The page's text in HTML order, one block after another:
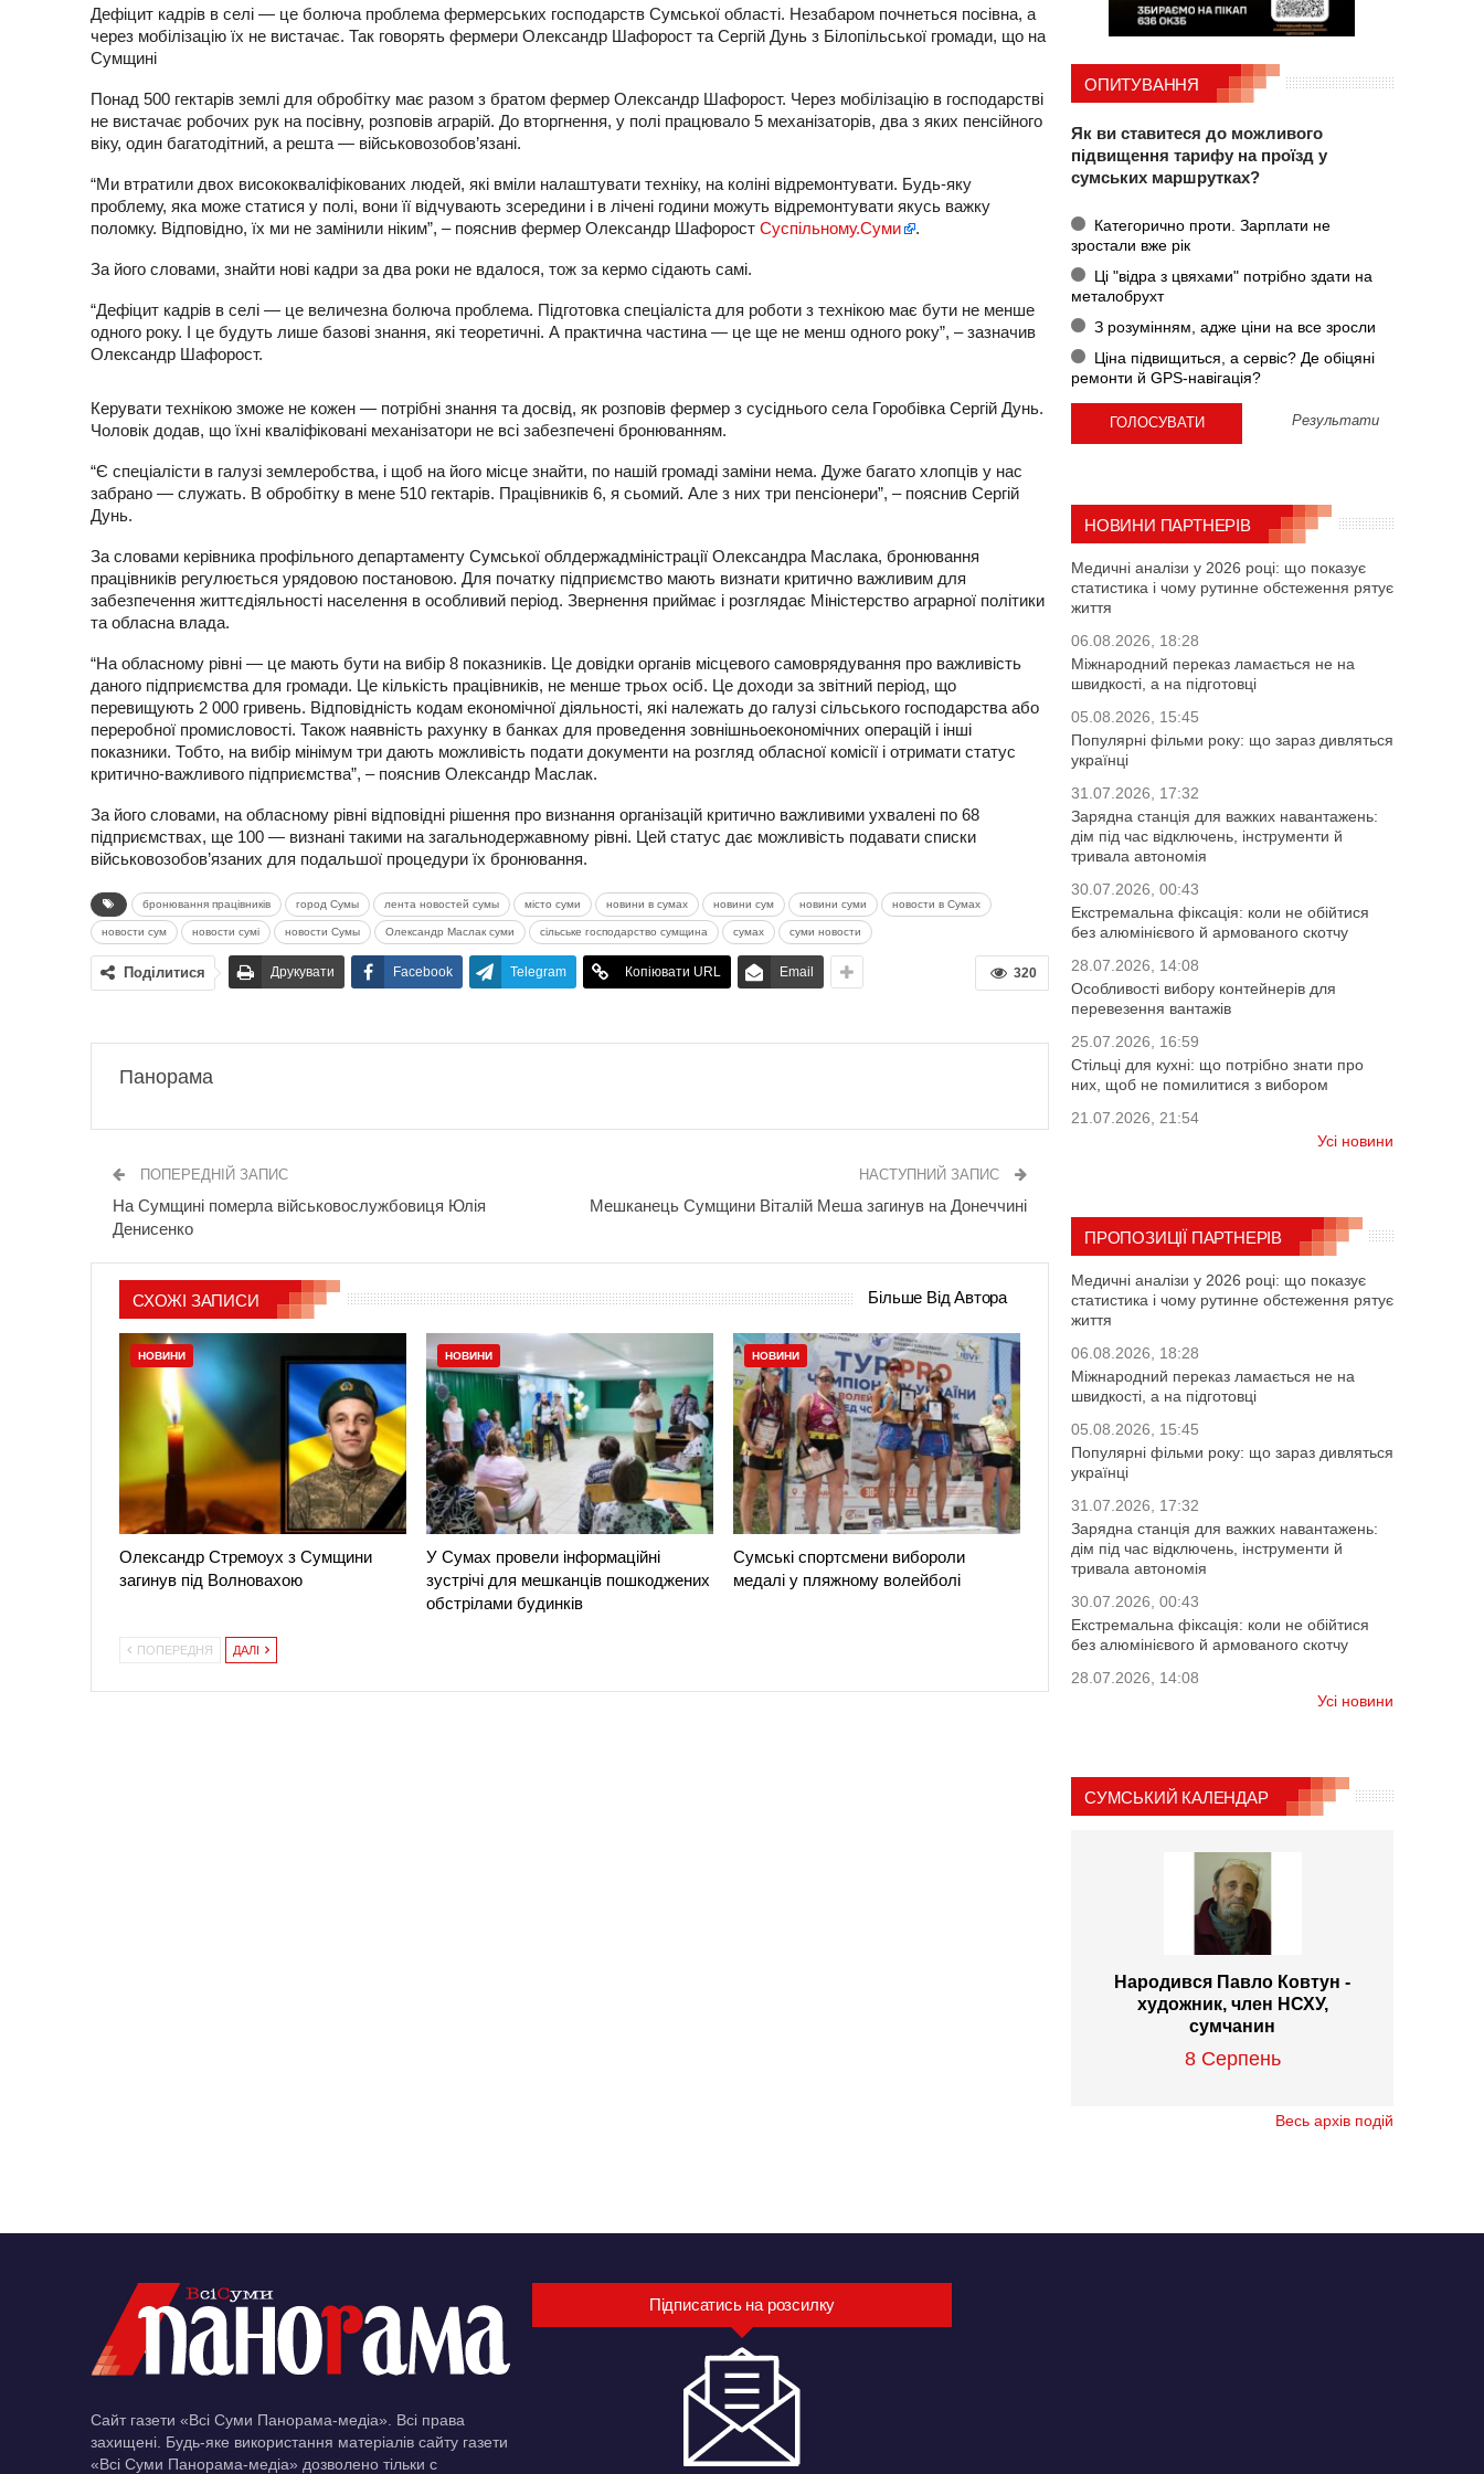
Дефіцит кадрів в селі — це болюча проблема фермерських господарств Сумської області. Незабаром почнеться посівна, а
через мобілізацію їх не вистачає. Так говорять фермери Олександр Шафорост та Сергій Дунь з Білопільської громади, що на
Сумщині
Понад 500 гектарів землі для обробітку має разом з братом фермер Олександр Шафорост. Через мобілізацію в господарстві
не вистачає робочих рук на посівну, розповів аграрій. До вторгнення, у полі працювало 5 механізаторів, два з яких пенсійного
віку, один багатодітний, а решта — військовозобов’язані.
“Ми втратили двох висококваліфікованих людей, які вміли налаштувати техніку, на коліні відремонтувати. Будь-яку
проблему, яка може статися у полі, вони її відчувають зсередини і в лічені години можуть відремонтувати якусь важку
поломку. Відповідно, їх ми не замінили ніким”, – пояснив фермер Олександр Шафорост Суспільному.Суми .
За його словами, знайти нові кадри за два роки не вдалося, тож за кермо сідають самі.
“Дефіцит кадрів в селі — це величезна болюча проблема. Підготовка спеціаліста для роботи з технікою має бути не менше
одного року. І це будуть лише базові знання, які теоретичні. А практична частина — це ще не менш одного року”, – зазначив
Олександр Шафорост.
Керувати технікою зможе не кожен — потрібні знання та досвід, як розповів фермер з сусіднього села Горобівка Сергій Дунь.
Чоловік додав, що їхні кваліфіковані механізатори не всі забезпечені бронюванням.
“Є спеціалісти в галузі землеробства, і щоб на його місце знайти, по нашій громаді заміни нема. Дуже багато хлопців у нас
забрано — служать. В обробітку в мене 510 гектарів. Працівників 6, я сьомий. Але з них три пенсіонери”, – пояснив Сергій
Дунь.
За словами керівника профільного департаменту Сумської облдержадміністрації Олександра Маслака, бронювання
працівників регулюється урядовою постановою. Для початку підприємство мають визнати критично важливим для
забезпечення життєдіяльності населення в особливий період. Звернення приймає і розглядає Міністерство аграрної політики
та обласна влада.
“На обласному рівні — це мають бути на вибір 8 показників. Це довідки органів місцевого самоврядування про важливість
даного підприємства для громади. Це кількість працівників, не менше трьох осіб. Це доходи за звітний період, що
перевищують 2 000 гривень. Відповідність кодам економічної діяльності, які належать до галузі сільського господарства або
переробної промисловості. Також наявність рахунку в банках для проведення зовнішньоекономічних операцій і інші
показники. Тобто, на вибір мінімум три дають можливість подати документи на розгляд обласної комісії і отримати статус
критично-важливого підприємства”, – пояснив Олександр Маслак.
За його словами, на обласному рівні відповідні рішення про визнання організацій критично важливими ухвалені по 68
підприємствах, ще 100 — визнані такими на загальнодержавному рівні. Цей статус дає можливість подавати списки
військовозобов’язаних для подальшої процедури їх бронювання.
бронювання працівників город Сумы лента новостей сумы місто суми новини в сумах новини сум новини суми новости в Сумах
новости сум новости сумі новости Сумы Олександр Маслак суми сільське господарство сумщина сумах суми новости
320
Поділитися Друкувати Facebook Telegram Копіювати URL Email
Панорама
ПОПЕРЕДНІЙ ЗАПИС
На Сумщині померла військовослужбовиця Юлія
Денисенко
НАСТУПНИЙ ЗАПИС
Мешканець Сумщини Віталій Меша загинув на Донеччині
СХОЖІ ЗАПИСИ Більше Від Автора
НОВИНИ
Олександр Стремоух з Сумщини
загинув під Волновахою
НОВИНИ
У Сумах провели інформаційні
зустрічі для мешканців пошкоджених
обстрілами будинків
НОВИНИ
Сумські спортсмени вибороли
медалі у пляжному волейболі
ПОПЕРЕДНЯ ДАЛІ
ОПИТУВАННЯ
Як ви ставитеся до можливого
підвищення тарифу на проїзд у
сумських маршрутках?
Категорично проти. Зарплати не
зростали вже рік
Ці "відра з цвяхами" потрібно здати на
металобрухт
З розумінням, адже ціни на все зросли
Ціна підвищиться, а сервіс? Де обіцяні
ремонти й GPS-навігація?
Результати
НОВИНИ ПАРТНЕРІВ
Медичні аналізи у 2026 році: що показує
статистика і чому рутинне обстеження рятує
життя
06.08.2026, 18:28
Міжнародний переказ ламається не на
швидкості, а на підготовці
05.08.2026, 15:45
Популярні фільми року: що зараз дивляться
українці
31.07.2026, 17:32
Зарядна станція для важких навантажень:
дім під час відключень, інструменти й
тривала автономія
30.07.2026, 00:43
Екстремальна фіксація: коли не обійтися
без алюмінієвого й армованого скотчу
28.07.2026, 14:08
Особливості вибору контейнерів для
перевезення вантажів
25.07.2026, 16:59
Стільці для кухні: що потрібно знати про
них, щоб не помилитися з вибором
21.07.2026, 21:54
Усі новини
ПРОПОЗИЦІЇ ПАРТНЕРІВ
Медичні аналізи у 2026 році: що показує
статистика і чому рутинне обстеження рятує
життя
06.08.2026, 18:28
Міжнародний переказ ламається не на
швидкості, а на підготовці
05.08.2026, 15:45
Популярні фільми року: що зараз дивляться
українці
31.07.2026, 17:32
Зарядна станція для важких навантажень:
дім під час відключень, інструменти й
тривала автономія
30.07.2026, 00:43
Екстремальна фіксація: коли не обійтися
без алюмінієвого й армованого скотчу
28.07.2026, 14:08
Усі новини
СУМСЬКИЙ КАЛЕНДАР
Народився Павло Ковтун -
художник, член НСХУ,
сумчанин
8 Серпень
Весь архів подій
Сайт газети «Всі Суми Панорама-медіа». Всі права
захищені. Будь-яке використання матеріалів сайту газети
«Всі Суми Панорама-медіа» дозволено тільки c
Підписатись на розсилку